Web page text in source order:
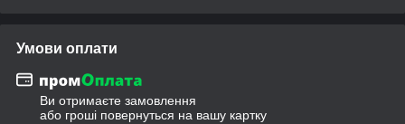
Умови оплати
Ви отримаєте замовлення
або гроші повернуться на вашу картку